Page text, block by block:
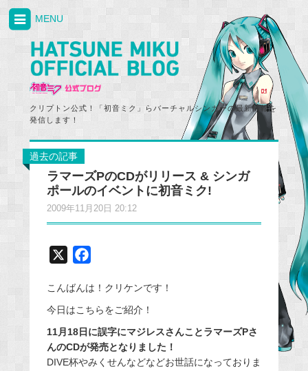
クリプトン公式！「初音ミク」らバーチャルシンガーの最新情報を
発信します！
MENU
過去の記事
ラマーズPのCDがリリース & シンガ
ポールのイベントに初音ミク!
2009年11月20日 20:12
c
e
b
o
o
こんばんは！クリケンです！
今日はこちらをご紹介！
11月18日に誤字にマジレスさんことラマーズPさ
んのCDが発売となりました！
DIVE杯やみくせんなどなどお世話になっておりま